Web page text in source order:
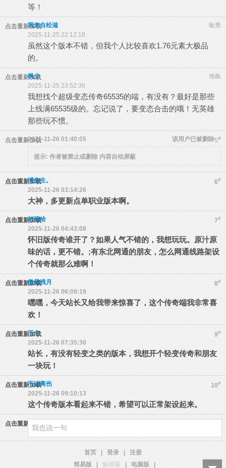
等！
点击重新加载 板凳
我来自松滋
2025-11-25 22:12:18
虽然这个版本不错，但我个人比较喜欢1.76元素大极品
的。
点击重新加载 地板
枫少
2025-11-25 23:52:36
我想找个超级变态传奇65535的端，有没有？最好是那些
上线满65535级的。忘记说了，要变态合击的哦！无英雄
那些玩不惯。
点击重新加载 5#
该用户已被删除
2025-11-26 01:40:05
提示: 作者被禁止或删除 内容自动屏蔽
点击重新加载 6#
浦先生。
2025-11-26 03:14:26
大神，多更新点单职业版本啊。
点击重新加载 7#
好玩哈
2025-11-26 04:43:08
怀旧版传奇谁开了？如果人气不错的，我想玩玩。原汁原
味的话，更不错。;有东北网通的朋友，怎么网通线路架设
个传奇就那么难啊！
点击重新加载 8#
傲风残月
2025-11-26 06:09:19
嘿嘿，今天站长又给我带来惊喜了，这个传奇端我非常喜
欢！
点击重新加载 9#
三个
2025-11-26 07:35:30
站长，有没有轻变之类的版本，我想开个轻变传奇和朋友
一块玩！
点击重新加载 10#
不诉离伤
2025-11-26 09:10:13
这个传奇版本看起来不错，希望可以正常架设起来。
点击重新加载
首页 登录
注册
简易版
触屏版 电脑版